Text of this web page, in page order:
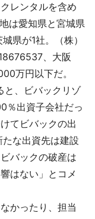
レンタルを含め
は愛知県と宮城県
県が1社。（株）
、大阪
万円以下だ。
と、ビバックリゾ
％出資子会社だっ
てビバックの出
な出資先は建設
バックの破産は
はない」とコメ
かったり、担当